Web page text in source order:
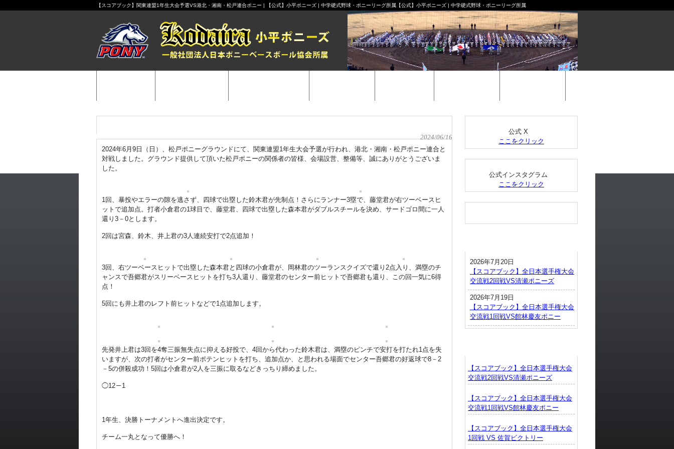
【スコアブック】関東連盟1年生大会予選VS港北・湘南・松戸連合ポニー | 【公式】小平ポニーズ | 中学硬式野球・ポニーリーグ所属【公式】小平ポニーズ | 中学硬式野球・ポニーリーグ所属
2024/06/16
2024年6月9日（日）、松戸ポニーグラウンドにて、関東連盟1年生大会予選が行われ、港北・湘南・松戸ポニー連合と
対戦しました。グラウンド提供して頂いた松戸ポニーの関係者の皆様、会場設営、整備等、誠にありがとうございま
した。
1回、暴投やエラーの隙を逃さず、四球で出塁した鈴木君が先制点！さらにランナー3塁で、藤堂君が右ツーベースヒ
ットで追加点。打者小倉君の1球目で、藤堂君、四球で出塁した森本君がダブルスチールを決め、サードゴロ間に一人
還り3－0とします。
2回は宮森、鈴木、井上君の3人連続安打で2点追加！
3回、右ツーベースヒットで出塁した森本君と四球の小倉君が、岡林君のツーランスクイズで還り2点入り、満塁のチ
ャンスで吾郷君がスリーベースヒットを打ち3人還り、藤堂君のセンター前ヒットで吾郷君も還り、この回一気に6得
点！
5回にも井上君のレフト前ヒットなどで1点追加します。
先発井上君は3回を4奪三振無失点に抑える好投で、4回から代わった鈴木君は、満塁のピンチで安打を打たれ1点を失
いますが、次の打者がセンター前ポテンヒットを打ち、追加点か、と思われる場面でセンター吾郷君の好返球で8－2
－5の併殺成功！5回は小倉君が2人を三振に取るなどきっちり締めました。
◯12－1
1年生、決勝トーナメントへ進出決定です。
チーム一丸となって優勝へ！
公式 X
ここをクリック
公式インスタグラム
ここをクリック
2026年7月20日
【スコアブック】全日本選手権大会
交流戦2回戦VS清瀬ポニーズ
2026年7月19日
【スコアブック】全日本選手権大会
交流戦1回戦VS館林慶友ポニー
【スコアブック】全日本選手権大会
交流戦2回戦VS清瀬ポニーズ
【スコアブック】全日本選手権大会
交流戦1回戦VS館林慶友ポニー
【スコアブック】全日本選手権大会
1回戦 VS 佐賀ビクトリー